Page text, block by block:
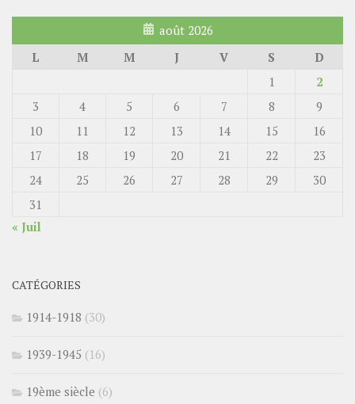
août 2026
L
M M J V S
D
1
2
3
4 5 6 7 8
9
10
11 12 13 14 15
16
17
18 19 20 21 22
23
24
25 26 27 28 29
30
31
« Juil
CATÉGORIES
1914-1918 (30)
1939-1945 (16)
19ème siècle (6)